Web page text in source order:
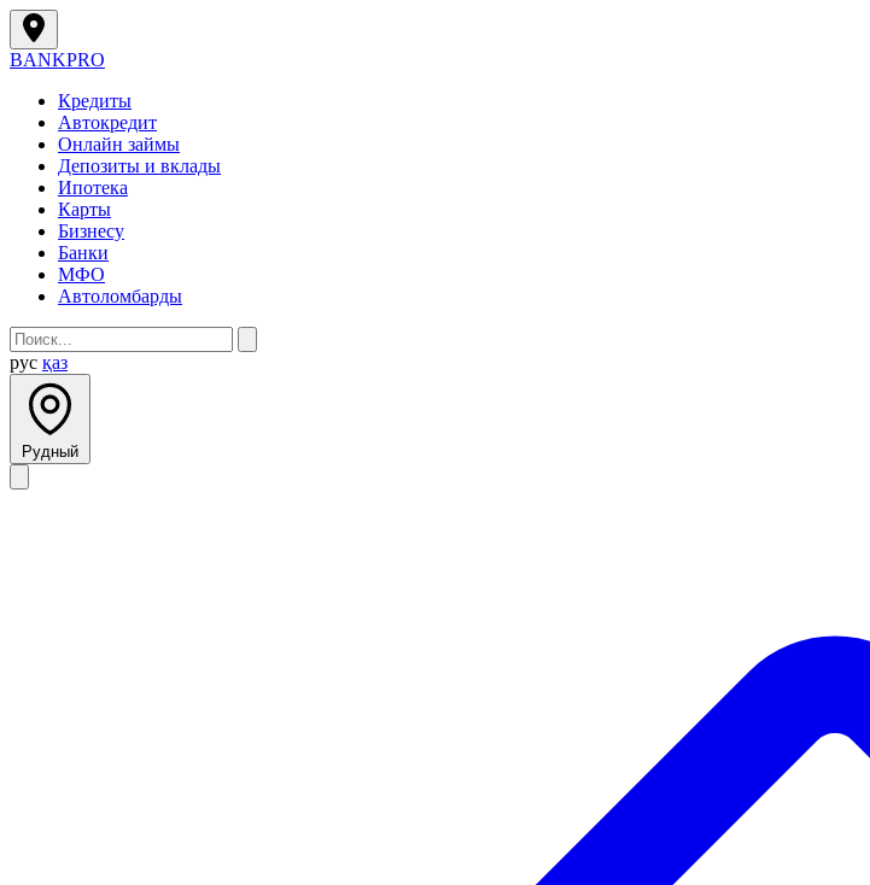
BANKPRO
Кредиты
Автокредит
Онлайн займы
Депозиты и вклады
Ипотека
Карты
Бизнесу
Банки
МФО
Автоломбарды
рус қаз
Рудный